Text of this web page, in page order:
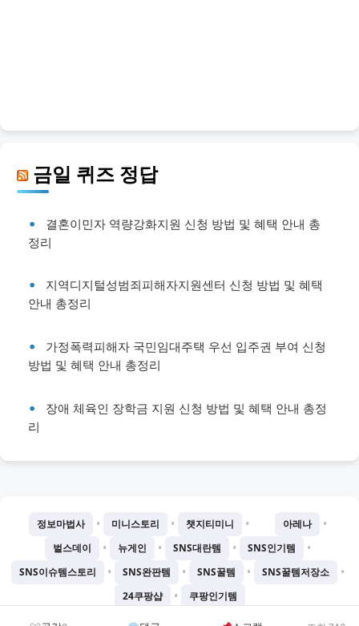
금일 퀴즈 정답
결혼이민자 역량강화지원 신청 방법 및 혜택 안내 총
정리
지역디지털성범죄피해자지원센터 신청 방법 및 혜택
안내 총정리
가정폭력피해자 국민임대주택 우선 입주권 부여 신청
방법 및 혜택 안내 총정리
장애 체육인 장학금 지원 신청 방법 및 혜택 안내 총정
리
정보마법사 • 미니스토리 • 챗지티미니 • 아레나 •
벌스데이 • 뉴게인 • SNS대란템 • SNS인기템 •
SNS이슈템스토리 • SNS완판템 • SNS꿀템 • SNS꿀템저장소 •
24쿠팡샵 • 쿠팡인기템
©2026 Chatgtmini 프로젝트